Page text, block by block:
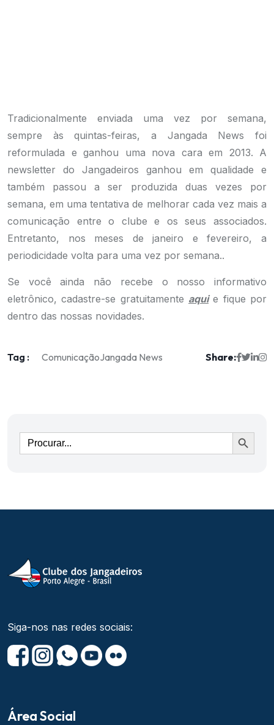
Tradicionalmente enviada uma vez por semana,
sempre às quintas-feiras, a Jangada News foi
reformulada e ganhou uma nova cara em 2013. A
newsletter do Jangadeiros ganhou em qualidade e
também passou a ser produzida duas vezes por
semana, em uma tentativa de melhorar cada vez mais a
comunicação entre o clube e os seus associados.
Entretanto, nos meses de janeiro e fevereiro, a
periodicidade volta para uma vez por semana..
Se você ainda não recebe o nosso informativo
eletrônico, cadastre-se gratuitamente aquie fique por
dentro das nossas novidades.
Tag : ComunicaçãoJangada News Share:
Ir
Siga-nos nas redes sociais:
Área Social